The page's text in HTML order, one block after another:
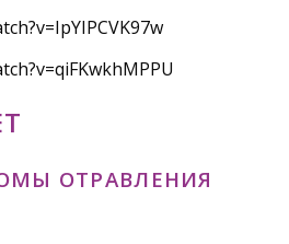
ОТРАВЛЕНИЯ